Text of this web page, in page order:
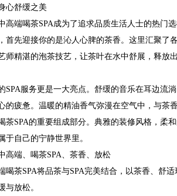
心舒缓之美
高端喝茶SPA成为了追求品质生活人士的热门
首先迎接你的是沁人心脾的茶香。这里汇聚
师精湛的泡茶技艺，让茶叶在水中舒展，释放
SPA服务更是一大亮点。舒缓的音乐在耳边流
的疲惫。温暖的精油香气弥漫在空气中，与茶
茶SPA的重要组成部分。典雅的装修风格，柔
于自己的宁静世界里。
高端、喝茶SPA、茶香、放松
喝茶SPA将品茶与SPA完美结合，以茶香、舒
与放松。